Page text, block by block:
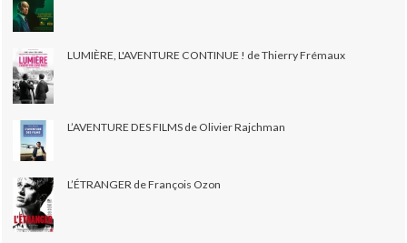
LUMIÈRE, L'AVENTURE CONTINUE ! de Thierry Frémaux
L’AVENTURE DES FILMS de Olivier Rajchman
L’ÉTRANGER de François Ozon